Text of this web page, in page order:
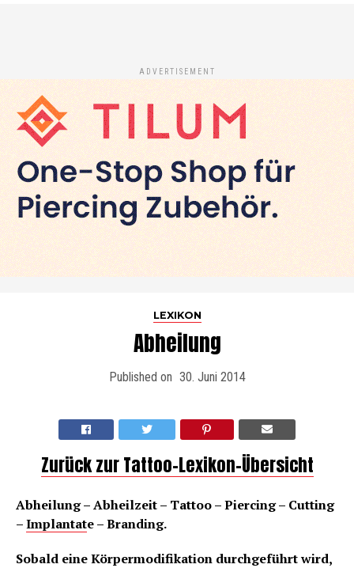
ADVERTISEMENT
LEXIKON
Abheilung
Published on 30. Juni 2014
Zurück zur Tattoo-Lexikon-Übersicht
Abheilung – Abheilzeit – Tattoo – Piercing – Cutting
–Implantate – Branding.
Sobald eine Körpermodifikation durchgeführt wird,